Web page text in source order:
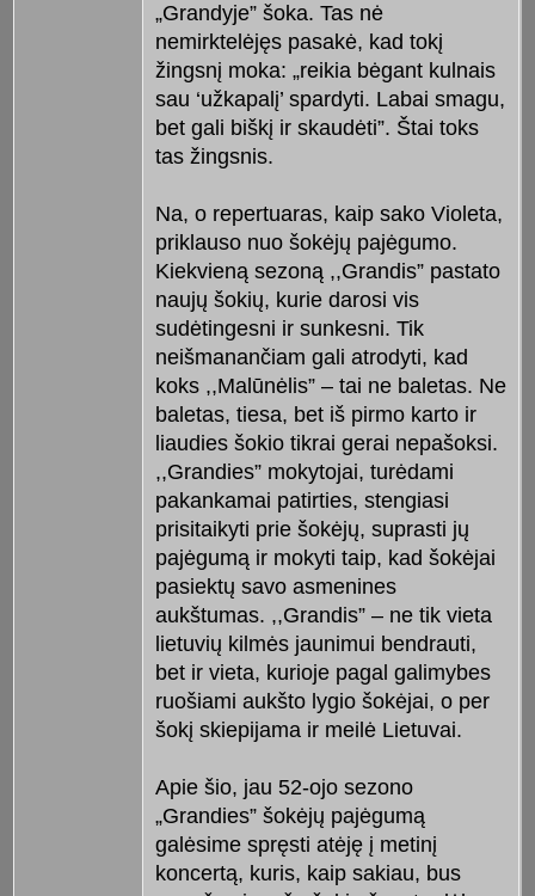
„Grandyje” šoka. Tas nė
nemirktelėjęs pasakė, kad tokį
žingsnį moka: „reikia bėgant kulnais
sau ‘užkapalį’ spardyti. Labai smagu,
bet gali biškį ir skaudėti”. Štai toks
tas žingsnis.
Na, o repertuaras, kaip sako Violeta,
priklauso nuo šokėjų pajėgumo.
Kiekvieną sezoną ,,Grandis” pastato
naujų šokių, kurie darosi vis
sudėtingesni ir sunkesni. Tik
neišmanančiam gali atrodyti, kad
koks ,,Malūnėlis” – tai ne baletas. Ne
baletas, tiesa, bet iš pirmo karto ir
liaudies šokio tikrai gerai nepašoksi.
,,Grandies” mokytojai, turėdami
pakankamai patirties, stengiasi
prisitaikyti prie šokėjų, suprasti jų
pajėgumą ir mokyti taip, kad šokėjai
pasiektų savo asmenines
aukštumas. ,,Grandis” – ne tik vieta
lietuvių kilmės jaunimui bendrauti,
bet ir vieta, kurioje pagal galimybes
ruošiami aukšto lygio šokėjai, o per
šokį skiepijama ir meilė Lietuvai.
Apie šio, jau 52-ojo sezono
„Grandies” šokėjų pajėgumą
galėsime spręsti atėję į metinį
koncertą, kuris, kaip sakiau, bus